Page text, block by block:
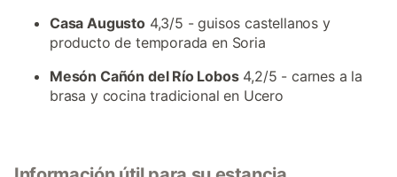
Casa Augusto4,3/5 - guisos castellanos y
producto de temporada en Soria
Mesón Cañón del Río Lobos4,2/5 - carnes a la
brasa y cocina tradicional en Ucero